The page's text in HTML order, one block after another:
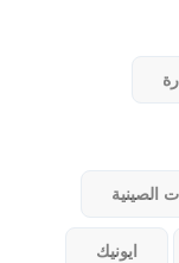
الصينية
ايونيك